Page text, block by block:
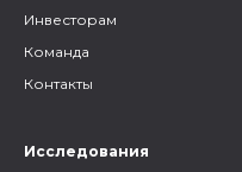
Инвесторам
Команда
Контакты
Исследования